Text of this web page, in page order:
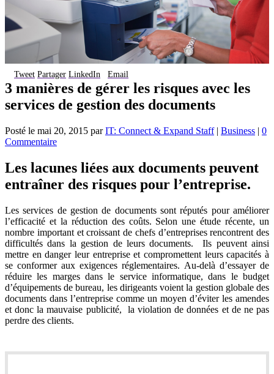
Tweet Partager LinkedIn Email
3 manières de gérer les risques avec les
services de gestion des documents
Posté le mai 20, 2015 parIT: Connect & Expand Staff| Business | 0
Commentaire
Les lacunes liées aux documents peuvent
entraîner des risques pour l’entreprise.
Les services de gestion de documents sont réputés pour améliorer
l’efficacité et la réduction des coûts. Selon une étude récente, un
nombre important et croissant de chefs d’entreprises rencontrent des
difficultés dans la gestion de leurs documents. Ils peuvent ainsi
mettre en danger leur entreprise et compromettent leurs capacités à
se conformer aux exigences réglementaires. Au-delà d’essayer de
réduire les marges dans le service informatique, dans le budget
d’équipements de bureau, les dirigeants voient la gestion globale des
documents dans l’entreprise comme un moyen d’éviter les amendes
et donc la mauvaise publicité, la violation de données et de ne pas
perdre des clients.